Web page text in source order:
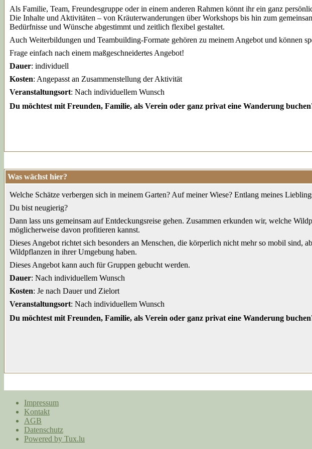
Als Familie, Team, Freundesgruppe oder in einem anderen Rahmen könnt ihr ein ganz
Die Inhalte und Aktivitäten – von Kräuterwanderungen über Workshops bis hin zum
Bedürfnisse und Wünsche abgestimmt und zeitlich flexibel gestaltet.
Auch Weiterbildungen und Teambuilding-Formate gehören zu meinem Angebot und können
Frage einfach nach einem maßgeschneidertes Angebot!
Dauer: individuell
Kosten: Angepasst an Zusammenstellung der Aktivität
Veranstaltungsort: Nach individuellem Wunsch
Du möchtest mit Freunden, Familie, als Verein oder ganz privat eine Wanderung
Was wächst hier?
Welche Schätze verbergen sich in meinem Garten? Auf meiner Wiese? Entlang meines
Du bist neugierig?
Dann lass uns gemeinsam auf Entdeckungsreise gehen. Zusammen erkunden wir, welche
möglicherweise davon profitieren kannst.
Dieses Angebot richtet sich besonders an Menschen, die körperlich nicht mehr so mobil sind,
Wildpflanzen in ihrer Umgebung haben.
Dieses Angebot kann auch für Gruppen gebucht werden.
Dauer: Nach individuellem Wunsch
Kosten: Je nach Dauer und Zielort
Veranstaltungsort: Nach individuellem Wunsch
Du möchtest mit Freunden, Familie, als Verein oder ganz privat eine Wanderung
Impressum
Kontakt
AGB
Datenschutz
Powered by Tux.lu